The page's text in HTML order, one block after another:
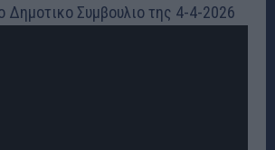
Δημοτικο Συμβουλιο της 4-4-2026